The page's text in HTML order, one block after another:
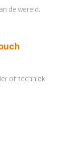
de wereld.
of techniek